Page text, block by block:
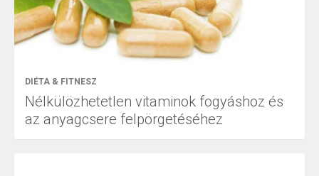
DIÉTA & FITNESZ
Nélkülözhetetlen vitaminok fogyáshoz és
az anyagcsere felpörgetéséhez